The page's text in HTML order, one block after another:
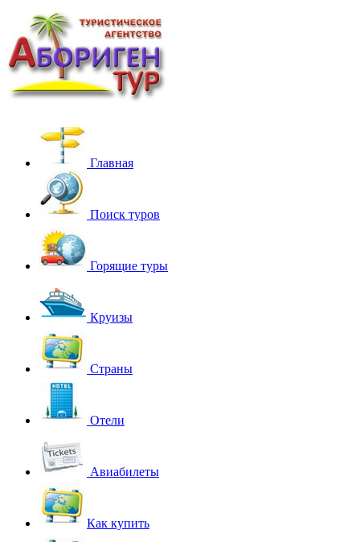
Главная
Поиск туров
Горящие туры
Круизы
Страны
Отели
Авиабилеты
Как купить